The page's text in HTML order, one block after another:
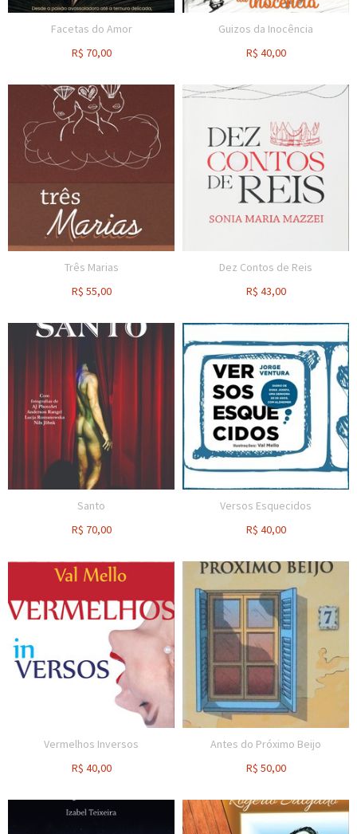
Facetas do Amor
R$ 70,00
Guizos da Inocência
R$ 40,00
Três Marias
R$ 55,00
Dez Contos de Reis
R$ 43,00
Santo
R$ 70,00
Versos Esquecidos
R$ 40,00
Vermelhos Inversos
R$ 40,00
Antes do Próximo Beijo
R$ 50,00